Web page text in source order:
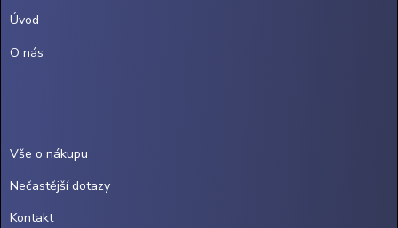
Úvod
O nás
Vše o nákupu
Nečastější dotazy
Kontakt